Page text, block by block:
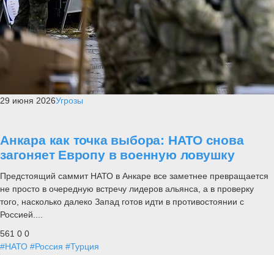
29 июня 2026Угрозы
Анкара как точка выбора: НАТО снова
загоняет Европу в военную ловушку
Предстоящий саммит НАТО в Анкаре все заметнее превращается
не просто в очередную встречу лидеров альянса, а в проверку
того, насколько далеко Запад готов идти в противостоянии с
Россией....
561 0 0
#НАТО #Россия #Турция